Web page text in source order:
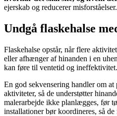
ejerskab og reducerer misforståelser.
Undgå flaskehalse
Flaskehalse opstår, når flere
eller afhænger af hinanden i en
kan føre til ventetid og ineffektivitet.
En god sekvensering handler om
aktiviteter, så de understøtter
malerarbejde ikke planlægges, før
installationer bør koordineres, så